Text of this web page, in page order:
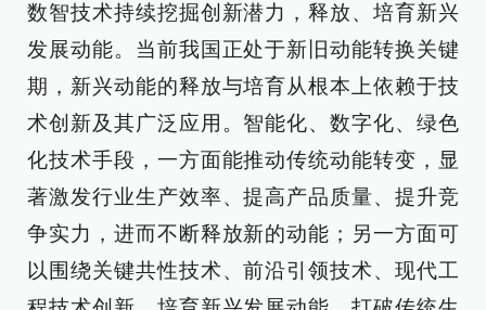
数智技术持续挖掘创新潜力，释放、培育新兴
发展动能。当前我国正处于新旧动能转换关键
期，新兴动能的释放与培育从根本上依赖于技
术创新及其广泛应用。智能化、数字化、绿色
化技术手段，一方面能推动传统动能转变，显
著激发行业生产效率、提高产品质量、提升竞
争实力，进而不断释放新的动能；另一方面可
以围绕关键共性技术、前沿引领技术、现代工